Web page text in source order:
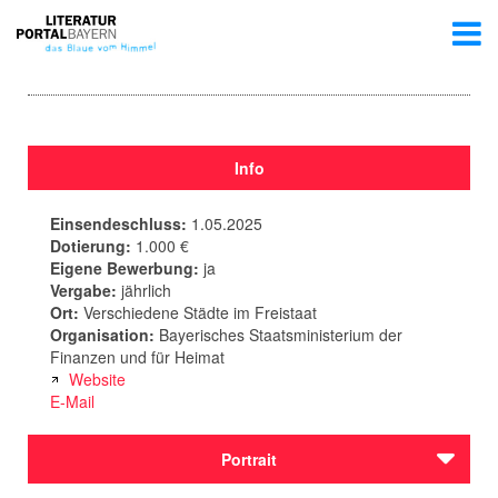
Info
Einsendeschluss: 1.05.2025
Dotierung: 1.000 €
Eigene Bewerbung: ja
Vergabe: jährlich
Ort: Verschiedene Städte im Freistaat
Organisation: Bayerisches Staatsministerium der
Finanzen und für Heimat
Website
E-Mail
Portrait